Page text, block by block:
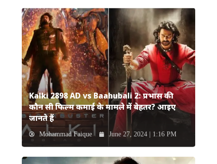
Kalki 2898 AD vs Baahubali 2: प्रभास की
कौन सी फिल्म कमाई के मामले में बेहतर? आइए
जानते हैं
Mohammad Faique June 27, 2024 | 1:16 PM